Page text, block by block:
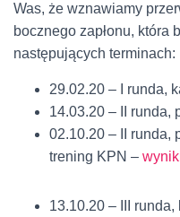
Was, że wznawiamy
bocznego zapłonu, która
następujących terminach:
29.02.20 – I runda,
14.03.20 – II runda,
02.10.20 – II runda,
trening KPN –
13.10.20 – III